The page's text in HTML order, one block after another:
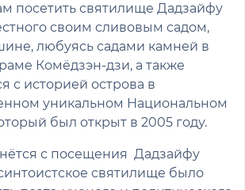
посетить святилище Дадзайфу
своим сливовым садом,
любуясь садами камней в
Комёдзэн-дзи, а также
с историей острова в
уникальном Национальном
был открыт в 2005 году.
с посещения Дадзайфу
святилище было